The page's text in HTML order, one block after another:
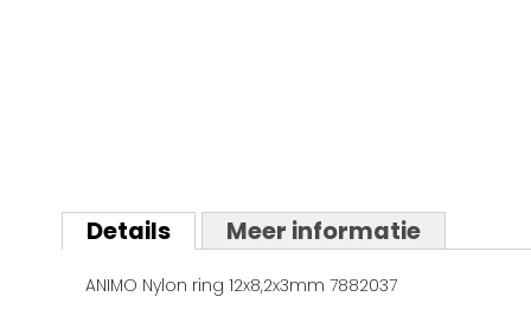
naar
het
van
Details
ANIMO Nylon ring 12x8,2x3mm 7882037
Meer informatie